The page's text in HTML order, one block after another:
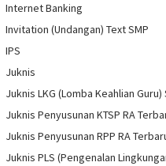
Internet Banking
Invitation (Undangan) Text SMP
IPS
Juknis
Juknis LKG (Lomba Keahlian
Juknis Penyusunan KTSP RA
Juknis Penyusunan RPP RA
Juknis PLS (Pengenalan